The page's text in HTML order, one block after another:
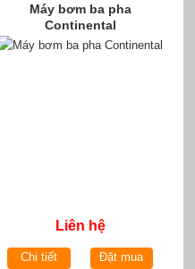
Máy bơm ba pha
Continental
Liên hệ
Chi tiết Đặt mua